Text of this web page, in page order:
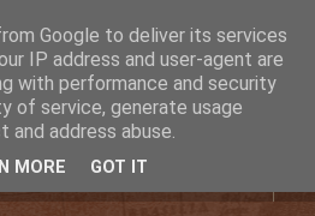
la obiect.
Google to deliver its services
IP address and user-agent are
with performance and security
of service, generate usage
address abuse.
MORE GOT IT